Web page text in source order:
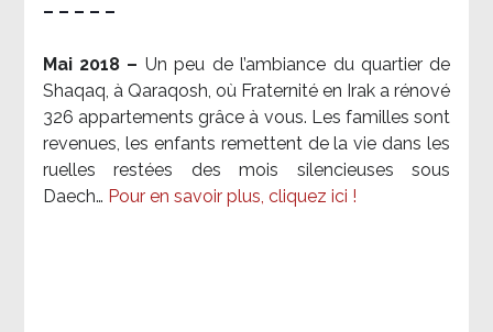
– – – – –
Mai 2018 – Un peu de l’ambiance du quartier de
Shaqaq, à Qaraqosh, où Fraternité en Irak a rénové
326 appartements grâce à vous. Les familles sont
revenues, les enfants remettent de la vie dans les
ruelles restées des mois silencieuses sous
Daech… Pour en savoir plus, cliquez ici !